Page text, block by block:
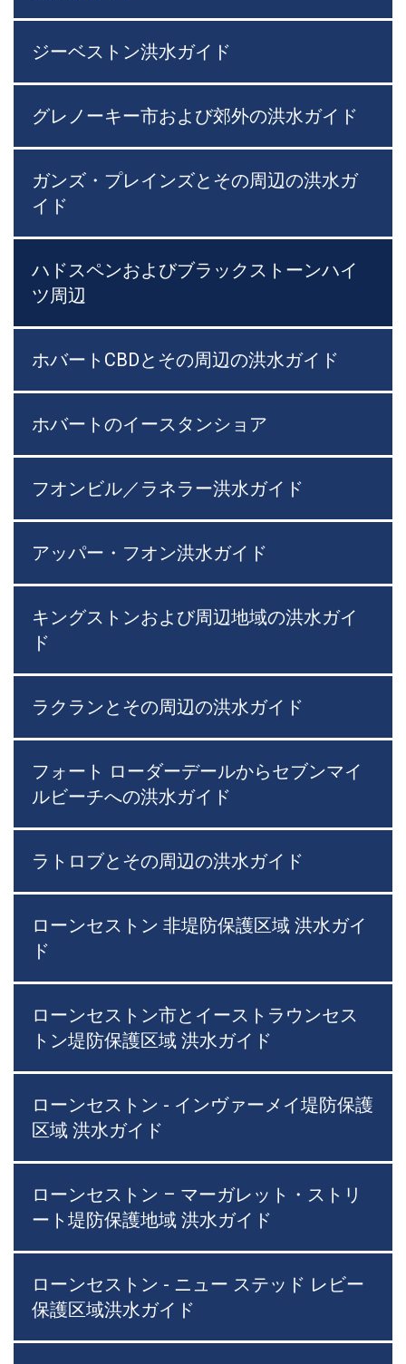
ジーベストン洪水ガイド
グレノーキー市および郊外の洪水ガイド
ガンズ・プレインズとその周辺の洪水ガ
イド
ハドスペンおよびブラックストーンハイ
ツ周辺
ホバートCBDとその周辺の洪水ガイド
ホバートのイースタンショア
フオンビル／ラネラー洪水ガイド
アッパー・フオン洪水ガイド
キングストンおよび周辺地域の洪水ガイ
ド
ラクランとその周辺の洪水ガイド
フォート ローダーデールからセブンマイ
ルビーチへの洪水ガイド
ラトロブとその周辺の洪水ガイド
ローンセストン 非堤防保護区域 洪水ガイ
ド
ローンセストン市とイーストラウンセス
トン堤防保護区域 洪水ガイド
ローンセストン - インヴァーメイ堤防保護
区域 洪水ガイド
ローンセストン – マーガレット・ストリ
ート堤防保護地域 洪水ガイド
ローンセストン - ニュー ステッド レビー
保護区域洪水ガイド